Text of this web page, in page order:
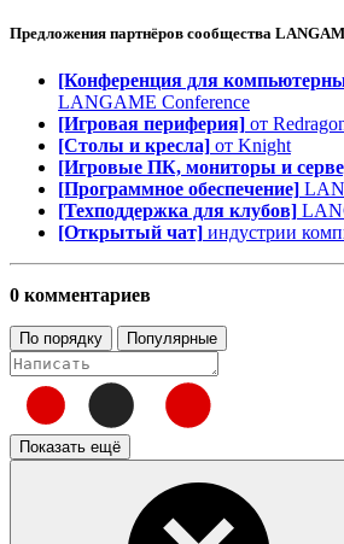
Предложения партнёров сообщества
[Конференция для
LANGAME Conference
[Игровая периферия] от
[Столы и кресла] от Knight
[Игровые ПК, мониторы и
[Программное обеспечение]
[Техподдержка для клубов]
[Открытый чат] индустрии
0 комментариев
По порядку Популярные
Показать ещё